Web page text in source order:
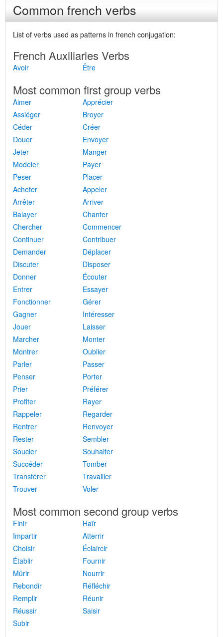
Common french verbs
List of verbs used as patterns in french conjugation:
French Auxiliaries Verbs
Avoir Être
Most common first group verbs
Aimer
Apprécier
Assiéger
Broyer
Céder
Créer
Douer
Envoyer
Jeter
Manger
Modeler
Payer
Peser
Placer
Acheter
Appeler
Arrêter
Arriver
Balayer
Chanter
Chercher
Commencer
Continuer
Contribuer
Demander
Déplacer
Discuter
Disposer
Donner
Écouter
Entrer
Essayer
Fonctionner
Gérer
Gagner
Intéresser
Jouer
Laisser
Marcher
Monter
Montrer
Oublier
Parler
Passer
Penser
Porter
Prier
Préférer
Profiter
Rayer
Rappeler
Regarder
Rentrer
Renvoyer
Rester
Sembler
Soucier
Souhaiter
Succéder
Tomber
Transférer
Travailler
Trouver
Voler
Most common second group verbs
Finir
Haïr
Impartir
Atterrir
Choisir
Éclaircir
Établir
Fournir
Mûrir
Nourrir
Rebondir
Réfléchir
Remplir
Réunir
Réussir
Saisir
Subir